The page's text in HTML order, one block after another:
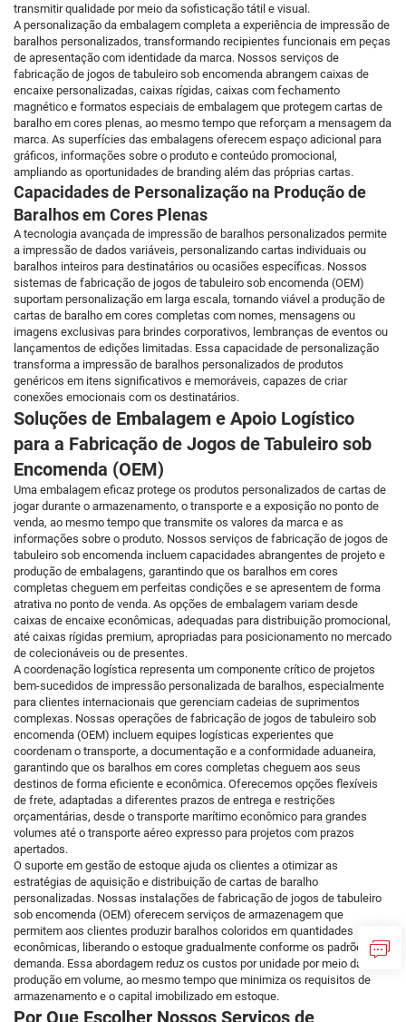
transmitir qualidade por meio da sofisticação tátil e visual.
A personalização da embalagem completa a experiência de impressão de
baralhos personalizados, transformando recipientes funcionais em peças
de apresentação com identidade da marca. Nossos serviços de
fabricação de jogos de tabuleiro sob encomenda abrangem caixas de
encaixe personalizadas, caixas rígidas, caixas com fechamento
magnético e formatos especiais de embalagem que protegem cartas de
baralho em cores plenas, ao mesmo tempo que reforçam a mensagem da
marca. As superfícies das embalagens oferecem espaço adicional para
gráficos, informações sobre o produto e conteúdo promocional,
ampliando as oportunidades de branding além das próprias cartas.
Capacidades de Personalização na Produção de
Baralhos em Cores Plenas
A tecnologia avançada de impressão de baralhos personalizados permite
a impressão de dados variáveis, personalizando cartas individuais ou
baralhos inteiros para destinatários ou ocasiões específicas. Nossos
sistemas de fabricação de jogos de tabuleiro sob encomenda (OEM)
suportam personalização em larga escala, tornando viável a produção de
cartas de baralho em cores completas com nomes, mensagens ou
imagens exclusivas para brindes corporativos, lembranças de eventos ou
lançamentos de edições limitadas. Essa capacidade de personalização
transforma a impressão de baralhos personalizados de produtos
genéricos em itens significativos e memoráveis, capazes de criar
conexões emocionais com os destinatários.
Soluções de Embalagem e Apoio Logístico
para a Fabricação de Jogos de Tabuleiro sob
Encomenda (OEM)
Uma embalagem eficaz protege os produtos personalizados de cartas de
jogar durante o armazenamento, o transporte e a exposição no ponto de
venda, ao mesmo tempo que transmite os valores da marca e as
informações sobre o produto. Nossos serviços de fabricação de jogos de
tabuleiro sob encomenda incluem capacidades abrangentes de projeto e
produção de embalagens, garantindo que os baralhos em cores
completas cheguem em perfeitas condições e se apresentem de forma
atrativa no ponto de venda. As opções de embalagem variam desde
caixas de encaixe econômicas, adequadas para distribuição promocional,
até caixas rígidas premium, apropriadas para posicionamento no mercado
de colecionáveis ou de presentes.
A coordenação logística representa um componente crítico de projetos
bem-sucedidos de impressão personalizada de baralhos, especialmente
para clientes internacionais que gerenciam cadeias de suprimentos
complexas. Nossas operações de fabricação de jogos de tabuleiro sob
encomenda (OEM) incluem equipes logísticas experientes que
coordenam o transporte, a documentação e a conformidade aduaneira,
garantindo que os baralhos em cores completas cheguem aos seus
destinos de forma eficiente e econômica. Oferecemos opções flexíveis
de frete, adaptadas a diferentes prazos de entrega e restrições
orçamentárias, desde o transporte marítimo econômico para grandes
volumes até o transporte aéreo expresso para projetos com prazos
apertados.
O suporte em gestão de estoque ajuda os clientes a otimizar as
estratégias de aquisição e distribuição de cartas de baralho
personalizadas. Nossas instalações de fabricação de jogos de tabuleiro
sob encomenda (OEM) oferecem serviços de armazenagem que
permitem aos clientes produzir baralhos coloridos em quantidades
econômicas, liberando o estoque gradualmente conforme os padrões de
demanda. Essa abordagem reduz os custos por unidade por meio da
produção em volume, ao mesmo tempo que minimiza os requisitos de
armazenamento e o capital imobilizado em estoque.
Por Que Escolher Nossos Serviços de